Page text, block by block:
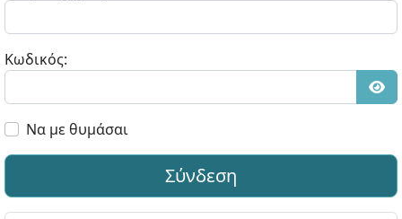
Κωδικός:
Να με θυμάσαι
Σύνδεση